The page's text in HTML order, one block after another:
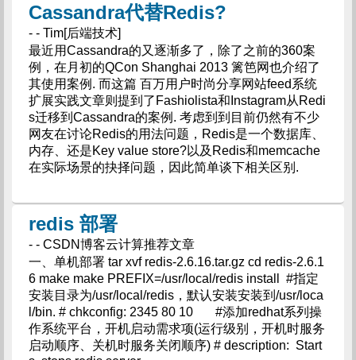
Cassandra代替Redis?
- - Tim[后端技术]
最近用Cassandra的又逐渐多了，除了之前的360案
例，在月初的QCon Shanghai 2013 篱笆网也介绍了
其使用案例. 而这篇 百万用户时尚分享网站feed系统
扩展实践文章则提到了Fashiolista和Instagram从Redi
s迁移到Cassandra的案例. 考虑到到目前仍然有不少
网友在讨论Redis的用法问题，Redis是一个数据库、
内存、还是Key value store?以及Redis和memcache
在实际场景的抉择问题，因此简单谈下相关区别.
redis 部署
- - CSDN博客云计算推荐文章
一、单机部署 tar xvf redis-2.6.16.tar.gz cd redis-2.6.1
6 make make PREFIX=/usr/local/redis install #指定
安装目录为/usr/local/redis，默认安装安装到/usr/loca
l/bin. # chkconfig: 2345 80 10 #添加redhat系列操
作系统平台，开机启动需求项(运行级别，开机时服务
启动顺序、关机时服务关闭顺序) # description: Start